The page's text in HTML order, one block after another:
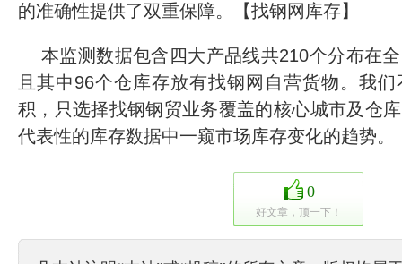
的准确性提供了双重保障。【找钢网库存】
本监测数据包含四大产品线共210个分布在
且其中96个仓库存放有找钢网自营货物。我
积，只选择找钢钢贸业务覆盖的核心城市及仓
代表性的库存数据中一窥市场库存变化的趋势。
0
好文章，顶一下！